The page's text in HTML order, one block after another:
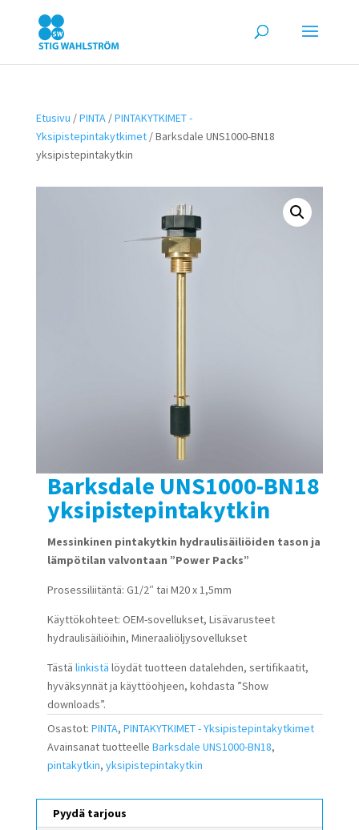
Etusivu /PINTA/PINTAKYTKIMET -
Yksipistepintakytkimet/ Barksdale UNS1000-BN18
yksipistepintakytkin
Barksdale UNS1000-BN18
yksipistepintakytkin
Messinkinen pintakytkin hydraulisäiliöiden tason ja
lämpötilan valvontaan ”Power Packs”
Prosessiliitäntä: G1/2″ tai M20 x 1,5mm
Käyttökohteet: OEM-sovellukset, Lisävarusteet
hydraulisäiliöihin, Mineraaliöljysovellukset
Tästä linkistä löydät tuotteen datalehden, sertifikaatit,
hyväksynnät ja käyttöohjeen, kohdasta ”Show
downloads”.
Osastot: PINTA, PINTAKYTKIMET - Yksipistepintakytkimet
Avainsanat tuotteelle Barksdale UNS1000-BN18,
pintakytkin, yksipistepintakytkin
Pyydä tarjous